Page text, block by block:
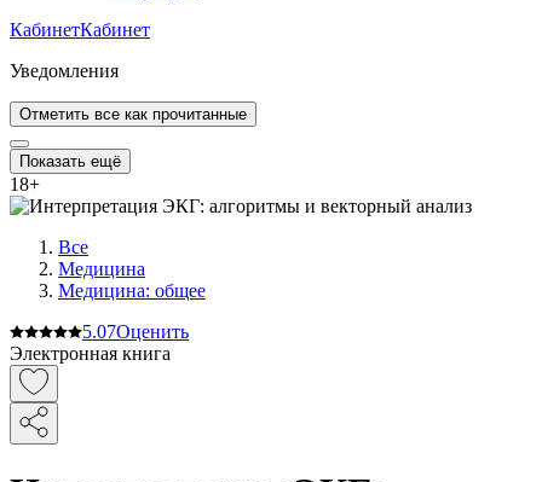
КабинетКабинет
Уведомления
Отметить все как прочитанные
Показать ещё
18+
Все
Медицина
Медицина: общее
5.07Оценить
Электронная книга